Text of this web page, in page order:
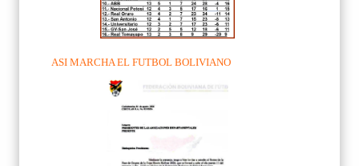
ASI MARCHA EL FUTBOL BOLIVIANO